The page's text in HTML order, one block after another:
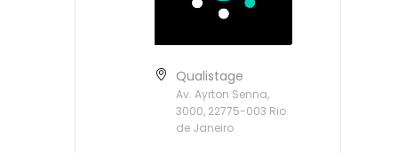
Qualistage
Av. Ayrton Senna,
3000, 22775-003 Rio
de Janeiro